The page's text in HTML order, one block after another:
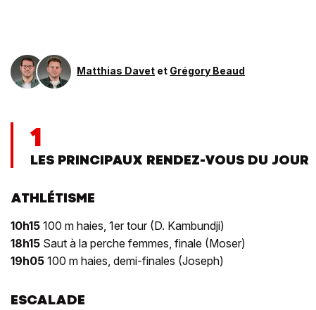
Matthias Davet et Grégory Beaud
1
LES PRINCIPAUX RENDEZ-VOUS DU JOUR
ATHLÉTISME
10h15 100 m haies, 1er tour (D. Kambundji)
18h15 Saut à la perche femmes, finale (Moser)
19h05 100 m haies, demi-finales (Joseph)
ESCALADE